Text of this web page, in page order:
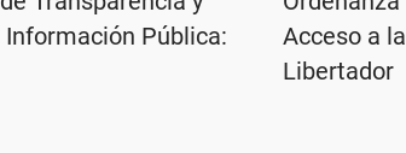
Información Pública:
Acceso a
Libertador